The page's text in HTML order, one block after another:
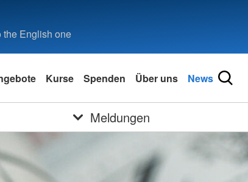
the English one
Kurse Spenden Über uns News
Meldungen